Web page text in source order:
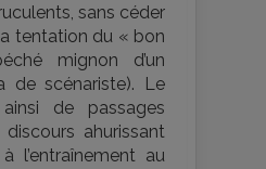
sans céder
tentation du « bon
mignon d’un
de scénariste). Le
de passages
ahurissant
l’entraînement au